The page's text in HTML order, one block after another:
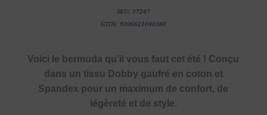
SKU: 37247
GTIN: 9306621040380
Voici le bermuda qu’il vous faut cet été ! Conçu
dans un tissu Dobby gaufré en coton et
Spandex pour un maximum de confort, de
légèreté et de style.